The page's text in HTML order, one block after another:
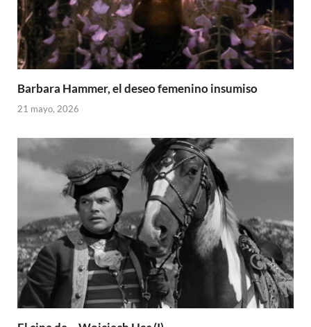
Barbara Hammer, el deseo femenino insumiso
21 mayo, 2026